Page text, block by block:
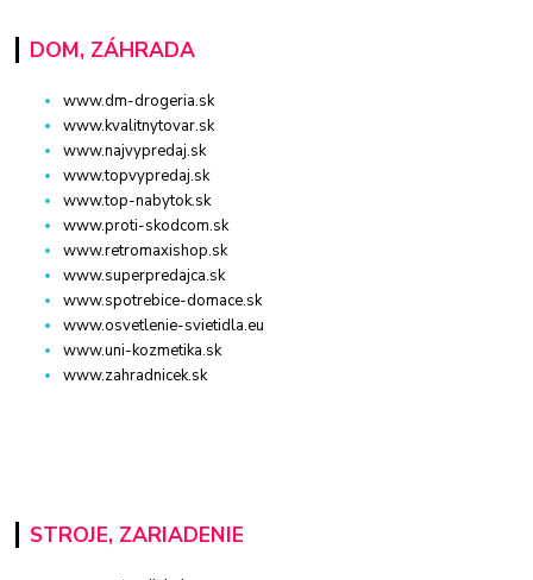
DOM, ZÁHRADA
www.dm-drogeria.sk
www.kvalitnytovar.sk
www.najvypredaj.sk
www.topvypredaj.sk
www.top-nabytok.sk
www.proti-skodcom.sk
www.retromaxishop.sk
www.superpredajca.sk
www.spotrebice-domace.sk
www.osvetlenie-svietidla.eu
www.uni-kozmetika.sk
www.zahradnicek.sk
STROJE, ZARIADENIE